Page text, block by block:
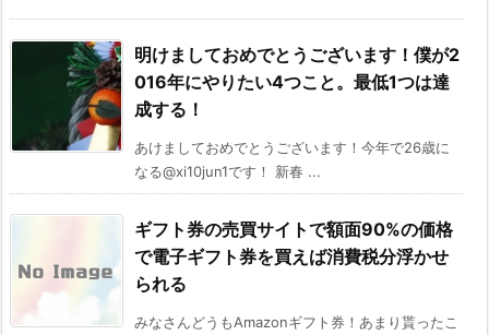
明けましておめでとうございます！僕が2
016年にやりたい4つこと。最低1つは達
成する！
あけましておめでとうございます！今年で26歳に
なる@xi10jun1です！ 新春 ...
ギフト券の売買サイトで額面90%の価格
で電子ギフト券を買えば消費税分浮かせ
られる
みなさんどうもAmazonギフト券！あまり貰ったこ